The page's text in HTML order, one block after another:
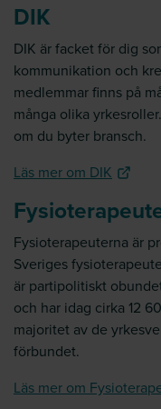
DIK
DIK är facket för dig
kommunikation och
medlemmar finns på
många olika
om du byter bransch.
Läs mer om DIK
Fysioterapeuterna är
Sveriges
är partipolitiskt
och har idag cirka 12
majoritet av de
förbundet.
Läs mer om